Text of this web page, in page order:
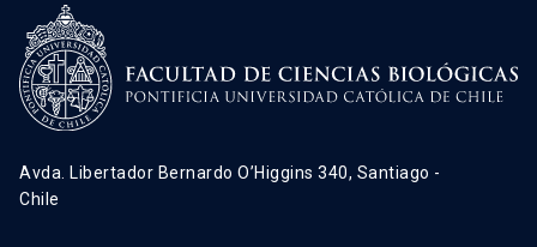
Avda. Libertador Bernardo O’Higgins 340, Santiago -
Chile